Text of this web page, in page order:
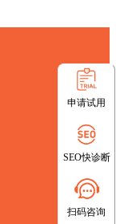
申请试用
SEO快诊断
扫码咨询